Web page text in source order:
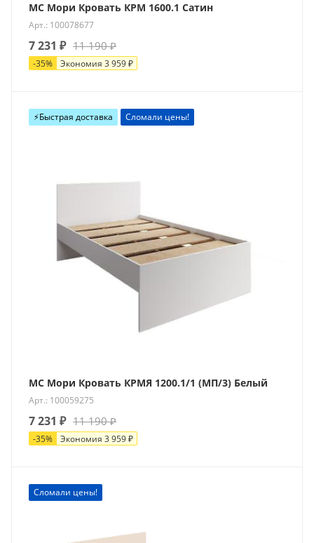
МС Мори Кровать КРМ 1600.1 Сатин
Арт.: 100078677
7 231 ₽ 11 190₽
-35% Экономия 3 959₽
⚡️Быстрая доставка Сломали цены!
МС Мори Кровать КРМЯ 1200.1/1 (МП/3) Белый
Арт.: 100059275
7 231 ₽ 11 190₽
-35% Экономия 3 959₽
Сломали цены!